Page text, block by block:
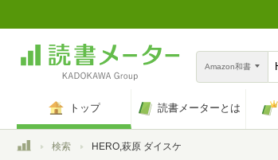
Amazon和書
トップ 読書メーターとは
トップ検索 HERO,萩原 ダイスケ